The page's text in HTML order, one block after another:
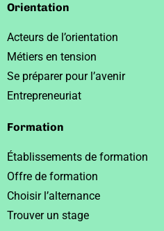
Orientation
Acteurs de l’orientation
Métiers en tension
Se préparer pour l’avenir
Entrepreneuriat
Formation
Établissements de formation
Offre de formation
Choisir l’alternance
Trouver un stage